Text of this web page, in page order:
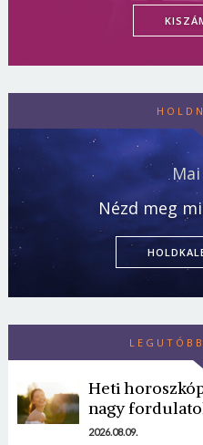
Nézd meg
Heti
nagy
2026.08.09.